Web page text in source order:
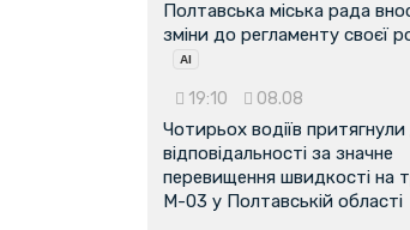
Полтавська міська рада
зміни до регламенту своєї
19:10 08.08
Чотирьох водіїв
відповідальності за значне
перевищення швидкості на
М-03 у Полтавській області